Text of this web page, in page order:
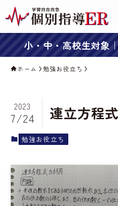
小・中・高校生対象
ホーム 勉強お役立ち
連立方程
2023
7/24
勉強お役立ち